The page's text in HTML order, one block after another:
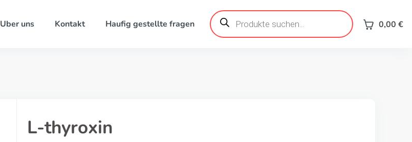
Uber uns Kontakt Haufig gestellte fragen
Products
search 0,00 €
L-thyroxin